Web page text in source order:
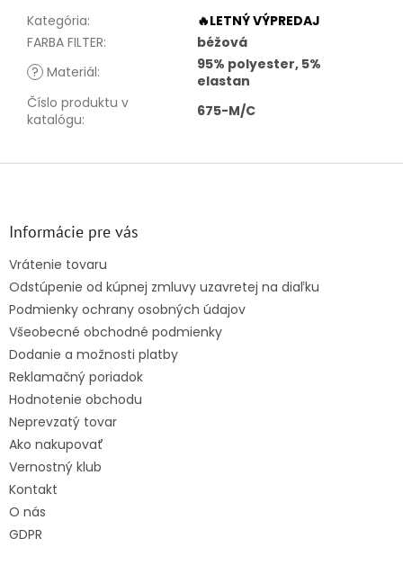
Kategória:
🔥LETNÝ VÝPREDAJ
FARBA FILTER:
béžová
? Materiál:
95% polyester, 5%
elastan
Číslo produktu v
katalógu: 675-M/C
Z
Informácie pre vás
Vrátenie tovaru
Odstúpenie od kúpnej zmluvy uzavretej na diaľku
Podmienky ochrany osobných údajov
Všeobecné obchodné podmienky
Dodanie a možnosti platby
Reklamačný poriadok
Hodnotenie obchodu
Neprevzatý tovar
Ako nakupovať
Vernostný klub
Kontakt
O nás
GDPR